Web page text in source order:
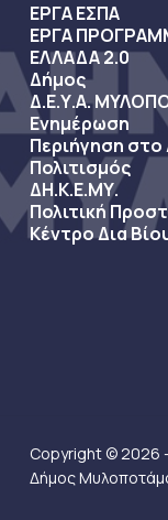
ΕΡΓΑ ΕΣΠΑ
ΕΡΓΑ
ΕΛΛΑΔΑ 2.0
Δήμος
Δ.Ε.Υ.Α.
Ενημέρωση
Περιήγηση
Πολιτισμός
ΔΗ.Κ.Ε.ΜΥ.
Πολιτική
Κέντρο Δια
Copyright © 2026
Δήμος